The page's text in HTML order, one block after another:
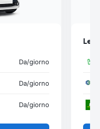
Da/giorno
Da/giorno
Da/giorno
Le